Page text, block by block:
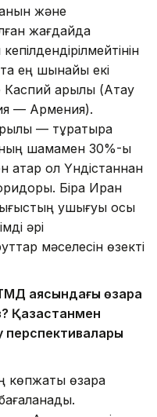
және
жағдайда
ең шынайы екі
арқылы (Ақтау
— Армения).
— тұрақтырақ
шамамен 30%-ы
ол Үндістаннан
Бірақ Иран
ушығуы осы
әрі
мәселесін өзекті
аясындағы өзара
Қазақстанмен
перспективалары
көпжақты өзара